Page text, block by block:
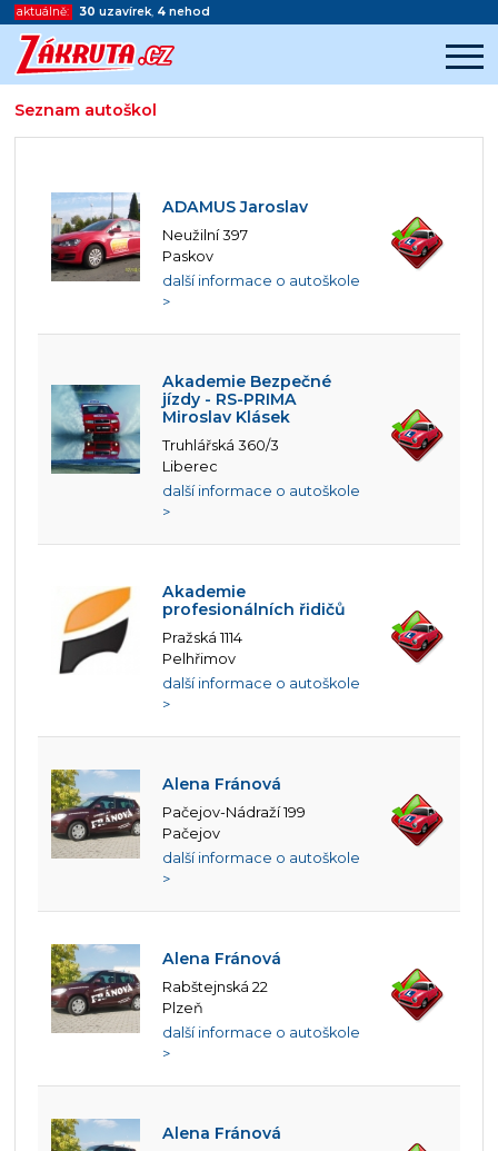
aktuálně: 30 uzavírek, 4 nehod
Seznam autoškol
Začátek reklamy
ADAMUS Jaroslav
Neužilní 397
Paskov
další informace o autoškole
>
Akademie Bezpečné
jízdy - RS-PRIMA
Miroslav Klásek
Truhlářská 360/3
Liberec
další informace o autoškole
>
Akademie
profesionálních řidičů
Pražská 1114
Pelhřimov
další informace o autoškole
>
Alena Fránová
Pačejov-Nádraží 199
Pačejov
další informace o autoškole
>
Alena Fránová
Rabštejnská 22
Plzeň
další informace o autoškole
>
Alena Fránová